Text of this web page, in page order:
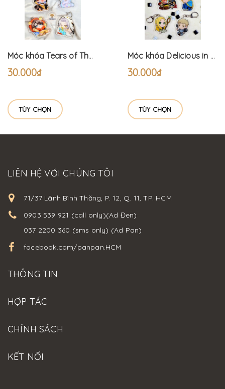
Móc khóa Tears of Themis Pyjama (6cm)
30.000₫
TÙY CHỌN
Móc khóa Delicious in Dungeon (6cm) Dungeon Meshi
30.000₫
TÙY CHỌN
LIÊN HỆ VỚI CHÚNG TÔI
71/37 Lãnh Bình Thăng, P. 12, Q. 11, TP. HCM
0903 539 921 (call only)(Ad Đen)
037 2200 360 (sms only) (Ad Pan)
facebook.com/panpan.HCM
THÔNG TIN
HỢP TÁC
CHÍNH SÁCH
KẾT NỐI